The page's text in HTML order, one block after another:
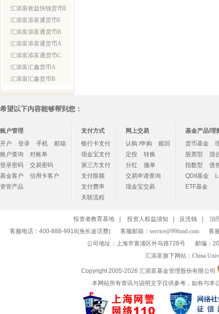
汇添富收益快钱货币E
汇添富添富通货币E
汇添富添富通货币B
汇添富添富通货币A
汇添富添富通货币C
汇添富汇鑫货币A
汇添富汇鑫货币B
希望以下内容能够帮到您：
账户管理
开户
登录 手机
邮箱
账户查询
对账单
登录密码
交易密码
基金客户
信用卡客户
资管产品
支付方式
银行卡支付
现金宝支付
第三方支付
支付限额
支付费率
关联流程
网上交易
认购 /申购
赎回
定投
转换
分红
撤单
交易申请查询
现金宝交易
基金产品/理
货币基金
股票型
混
指数型
债
QDII基金
ETF基金
投资者教育基地 投资人权益须知 反洗钱
治
客服电话：400-888-9918(免长途话费)
客服邮箱： service@99fund.com
客
公司地址：上海市黄浦区外马路728号
邮编：
汇添富旗下网站： China
Copyright 2005-2026 汇添富基金管理股份有限公司
本网站所有资讯与说明文字仅供参考，如有与本